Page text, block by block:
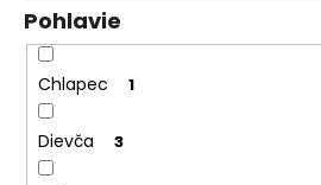
Pohlavie
Chlapec 1
Dievča 3